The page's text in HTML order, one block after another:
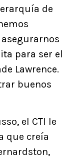
de
para ser el
Lawrence.
buenos
el CTI le
que creía